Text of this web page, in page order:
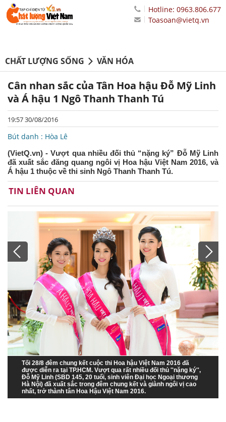
Hotline: 0963.806.677
Toasoan@vietq.vn
CHẤT LƯỢNG SỐNG VĂN HÓA
Cân nhan sắc của Tân Hoa hậu Đỗ Mỹ Linh
và Á hậu 1 Ngô Thanh Thanh Tú
19:57 30/08/2016
Bút danh : Hòa Lê
(VietQ.vn) - Vượt qua nhiều đối thủ “nặng ký” Đỗ Mỹ Linh
đã xuất sắc đăng quang ngôi vị Hoa hậu Việt Nam 2016, và
Á hậu 1 thuộc về thi sinh Ngô Thanh Thanh Tú.
TIN LIÊN QUAN
Tối 28/8 đêm chung kết cuộc thi Hoa hậu Việt Nam 2016 đã
được diễn ra tại TP.HCM. Vượt qua rất nhiều đối thủ ''nặng ký'',
Đỗ Mỹ Linh (SBD 145, 20 tuổi, sinh viên Đại học Ngoại thương
Hà Nội) đã xuất sắc trong đêm chung kết và giành ngôi vị cao
nhất, trở thành tân Hoa Hậu Việt Nam 2016.